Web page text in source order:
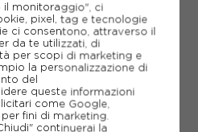
DA NOI
il monitoraggio", ci
pixel, tag e tecnologie
ci consentono, attraverso il
da te utilizzati, di
per scopi di marketing e
la personalizzazione di
del
queste informazioni
come Google,
fini di marketing.
continuerai la